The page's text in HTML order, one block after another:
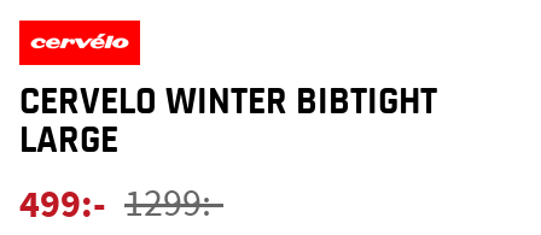
CERVELO WINTER BIBTIGHT
LARGE
1299:-
499:-